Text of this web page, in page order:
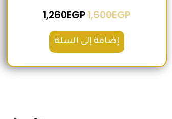
1,600EGP
1,260EGP
إضافة إلى السلة